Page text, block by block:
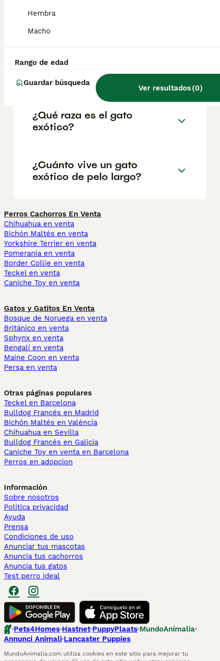
Hembra
Macho
Rango de edad
Guardar búsqueda
Ver resultados(0)
originales del Exótico querían llamar a la
pelaje fuera de un brillante color plateado.
¿Es bueno cortarle el pelo a
los gatos de pelo largo?
¿Qué raza es el gato
exótico?
¿Cuánto vive un gato
exótico de pelo largo?
Perros Cachorros En Venta
Chihuahua en venta
Bichón Maltés en venta
Yorkshire Terrier en venta
Pomerania en venta
Border Collie en venta
Teckel en venta
Caniche Toy en venta
Gatos y Gatitos En Venta
Bosque de Noruega en venta
Británico en venta
Sphynx en venta
Bengalí en venta
Maine Coon en venta
Persa en venta
Otras páginas populares
Teckel en Barcelona
Bulldog Francés en Madrid
Bichón Maltés en València
Chihuahua en Sevilla
Bulldog Francés en Galicia
Caniche Toy en venta en Barcelona
Perros en adopcion
Información
Sobre nosotros
Politica privacidad
Ayuda
Prensa
Condiciones de uso
Anunciar tus mascotas
Anuncia tus cachorros
Anuncia tus gatos
Test perro ideal
Pets4Homes Hastnet PuppyPlaats MundoAnimalia
Annunci Animali Lancaster Puppies
MundoAnimalia.com utiliza cookies en este sitio para mejorar tu